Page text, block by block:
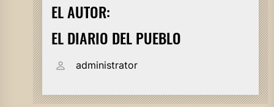
EL AUTOR:
EL DIARIO DEL PUEBLO
administrator